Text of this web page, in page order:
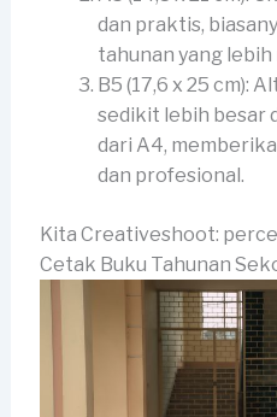
dan praktis,
tahunan yang lebih
B5 (17,6 x 25 cm):
sedikit lebih besar
dari A4,
dan profesional.
Kita Creativeshoot:
Cetak Buku Tahunan